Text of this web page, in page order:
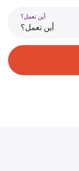
أين تعمل؟
أين تعمل؟